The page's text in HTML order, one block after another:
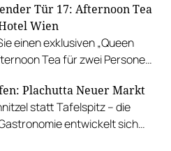
vor.Tür 17: Afternoon Tea
Wien
einen exklusiven „Queen
Tea für zwei Personen
Plachutta Neuer Markt
statt Tafelspitz – die
entwickelt sich